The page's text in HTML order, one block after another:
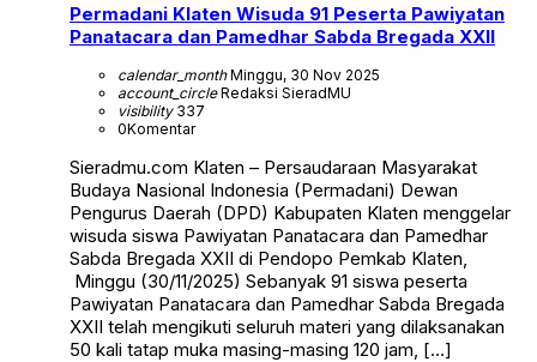
Permadani Klaten Wisuda 91 Peserta Pawiyatan
Panatacara dan Pamedhar Sabda Bregada XXII
calendar_monthMinggu, 30 Nov 2025
account_circleRedaksi SieradMU
visibility337
0Komentar
Sieradmu.com Klaten – Persaudaraan Masyarakat
Budaya Nasional Indonesia (Permadani) Dewan
Pengurus Daerah (DPD) Kabupaten Klaten menggelar
wisuda siswa Pawiyatan Panatacara dan Pamedhar
Sabda Bregada XXII di Pendopo Pemkab Klaten,
Minggu (30/11/2025) Sebanyak 91 siswa peserta
Pawiyatan Panatacara dan Pamedhar Sabda Bregada
XXII telah mengikuti seluruh materi yang dilaksanakan
50 kali tatap muka masing-masing 120 jam, […]